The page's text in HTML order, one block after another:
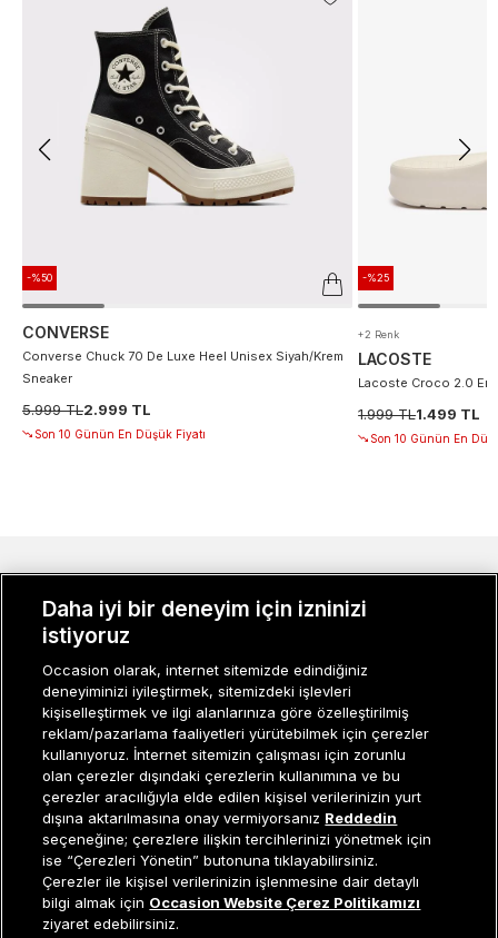
Tükendi
-%50
CONVERSE
Converse Chuck 70 De Luxe Heel Unisex Siyah/Krem
Sneaker
5.999 TL2.999 TL
Son 10 Günün En Düşük Fiyatı
-%25
+2 Renk
LACOSTE
Lacoste Croco 2.0
1.999 TL1.499 TL
Son 10 Günün En
Müşteri İlişkileri0 850 800 01 20
MÜŞTERI İLIŞKILERI
KURUMSAL
KADIN KATEGORILER
GRUP MARKALAR
ERKEK KATEGORILER
Daha iyi bir deneyim için izninizi
istiyoruz
Occasion olarak, internet sitemizde edindiğiniz
deneyiminizi iyileştirmek, sitemizdeki işlevleri
kişiselleştirmek ve ilgi alanlarınıza göre özelleştirilmiş
reklam/pazarlama faaliyetleri yürütebilmek için çerezler
kullanıyoruz. İnternet sitemizin çalışması için zorunlu
olan çerezler dışındaki çerezlerin kullanımına ve bu
çerezler aracılığıyla elde edilen kişisel verilerinizin yurt
dışına aktarılmasına onay vermiyorsanız Reddedin
seçeneğine; çerezlere ilişkin tercihlerinizi yönetmek için
ise “Çerezleri Yönetin” butonuna tıklayabilirsiniz.
Çerezler ile kişisel verilerinizin işlenmesine dair detaylı
bilgi almak için Occasion Website Çerez Politikamızı
ziyaret edebilirsiniz.